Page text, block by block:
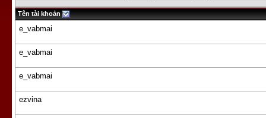
Tên tài khoản
e_vabmai
e_vabmai
e_vabmai
ezvina